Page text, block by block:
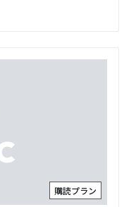
購読プラン